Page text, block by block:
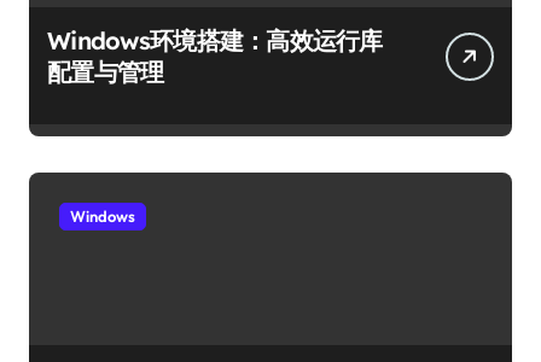
Windows环境搭建：高效运行库
配置与管理
Windows